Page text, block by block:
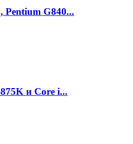
Pentium G840...
и Core i...